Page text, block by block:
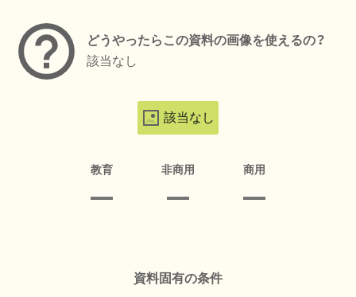
どうやったらこの資料の画像を使えるの？
該当なし
該当なし
教育 非商用 商用
資料固有の条件